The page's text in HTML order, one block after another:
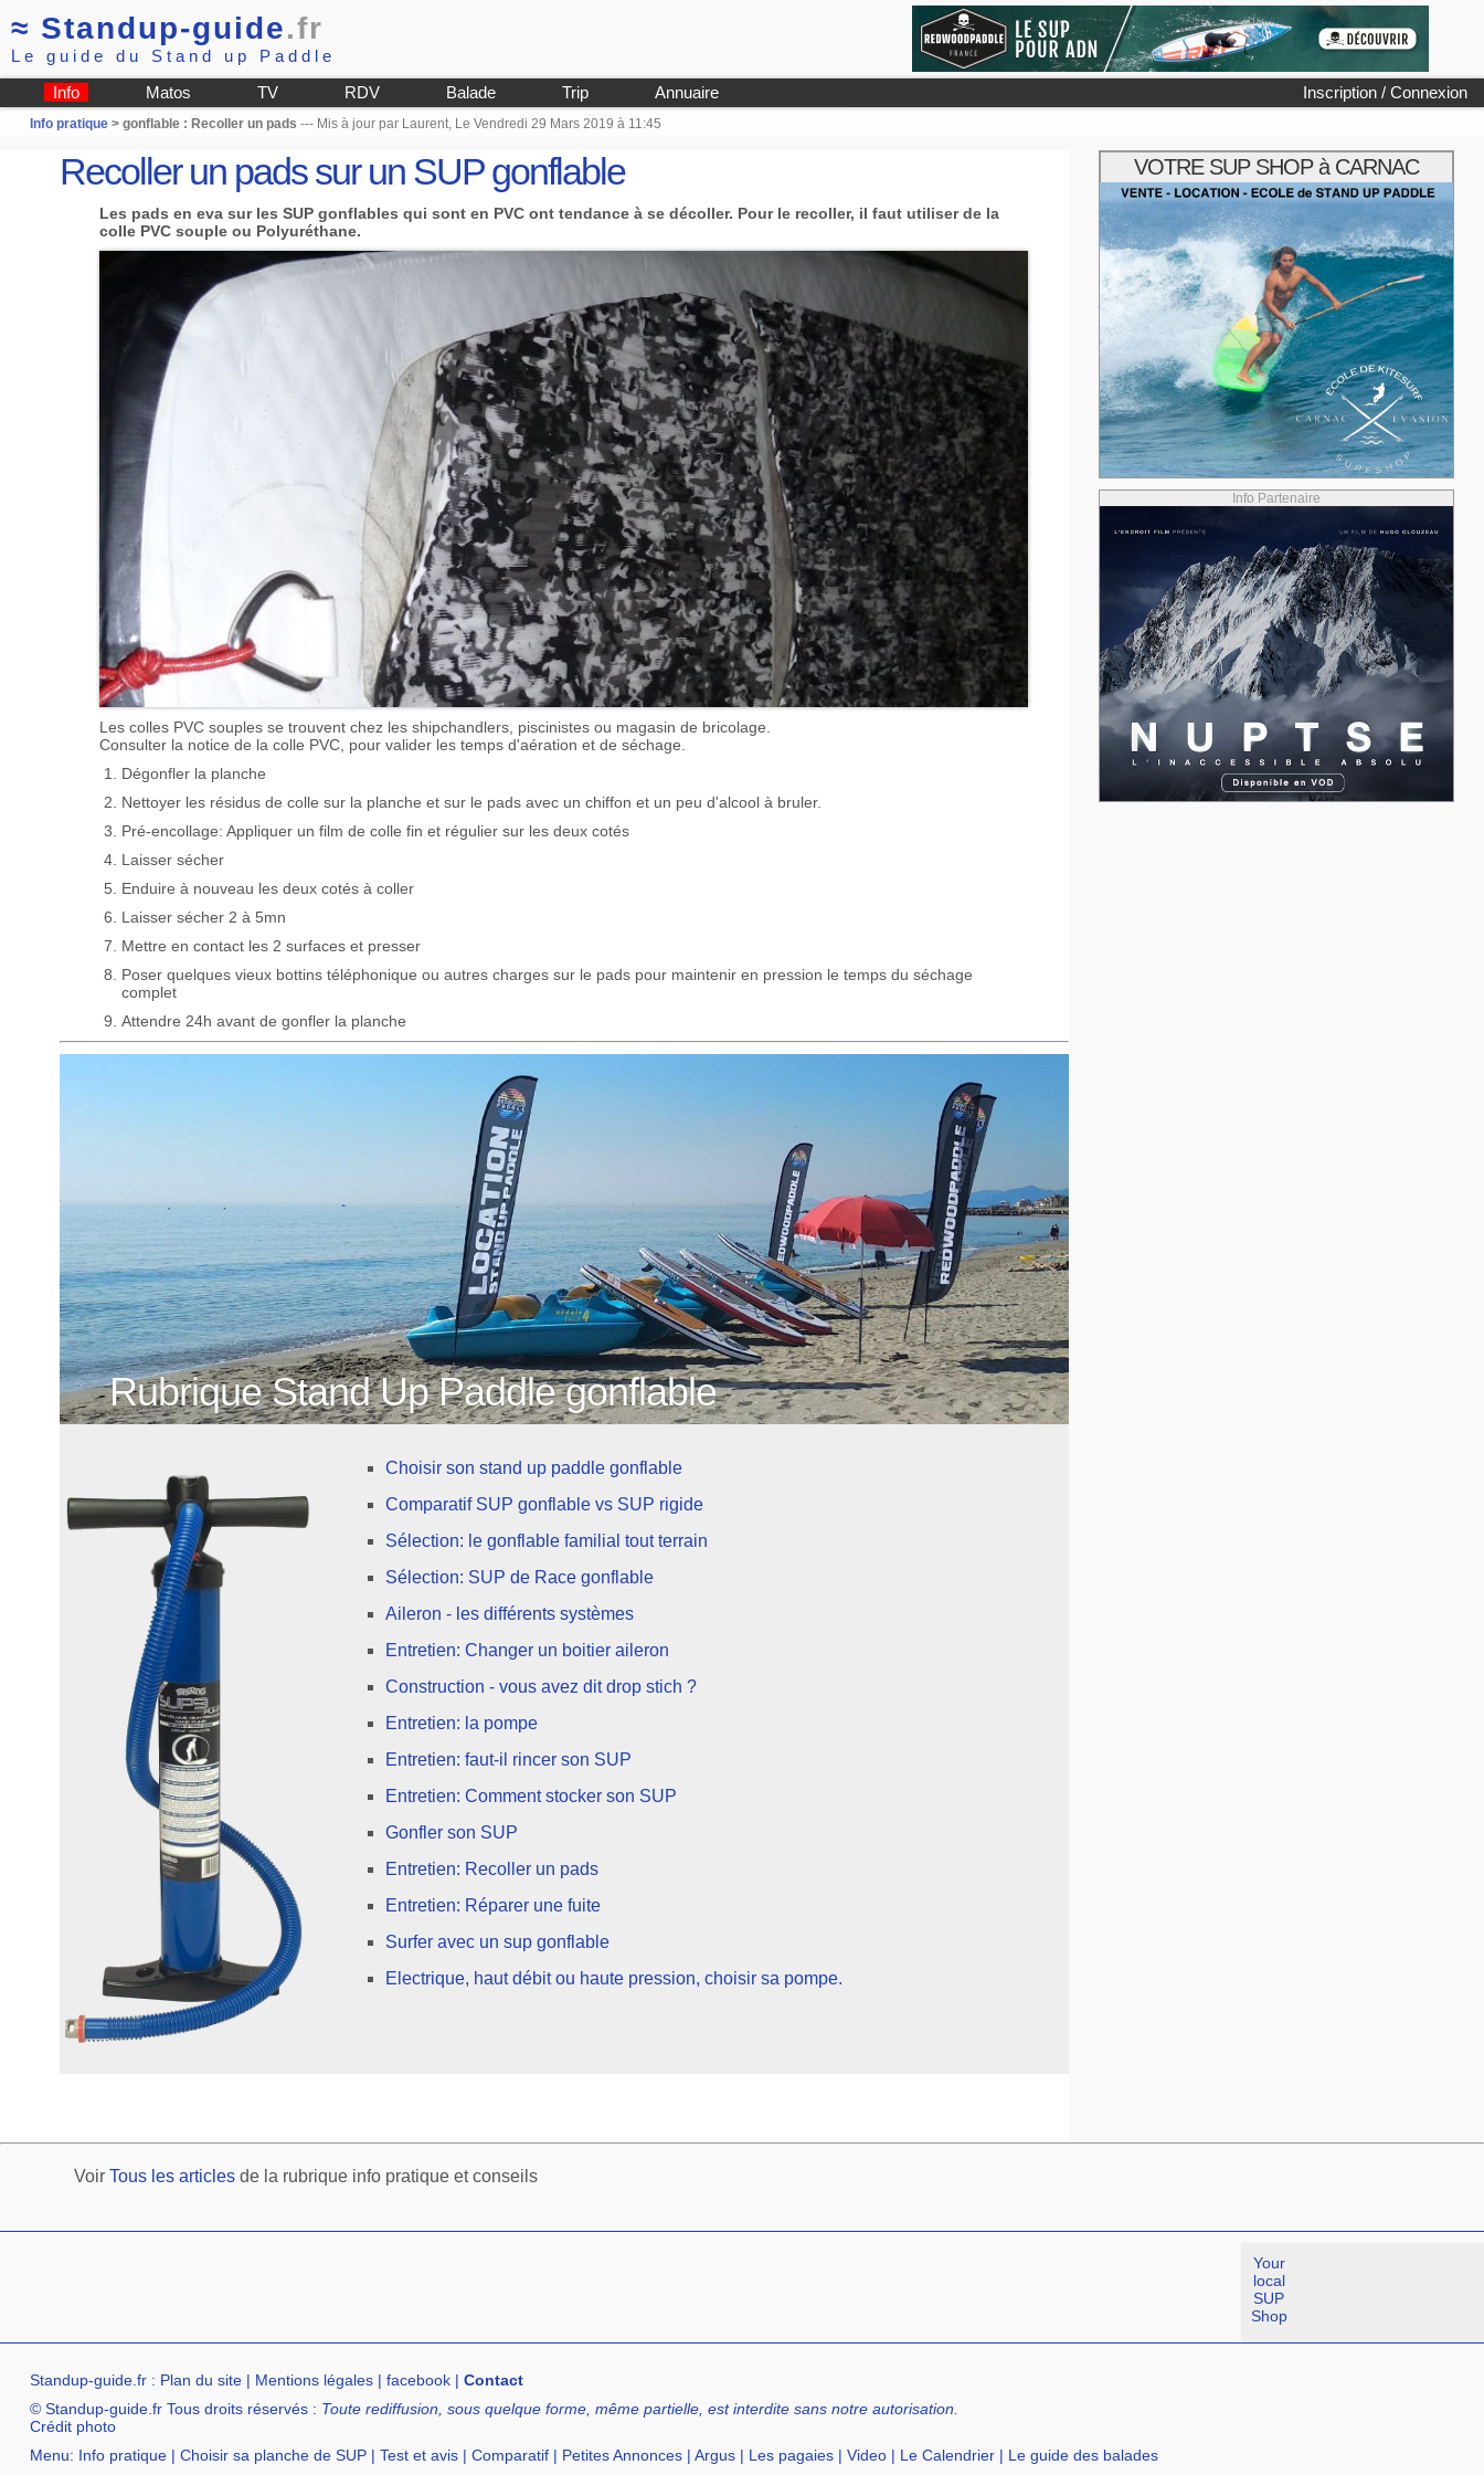
≈ Standup-guide.fr
Le guide du Stand up Paddle
Inscription / Connexion
Info Matos TV RDV Balade Trip Annuaire
Info pratique> gonflable : Recoller un pads --- Mis à jour par Laurent, Le Vendredi 29 Mars 2019 à 11:45
Recoller un pads sur un SUP gonflable
Les pads en eva sur les SUP gonflables qui sont en PVC ont tendance à se décoller. Pour le recoller, il faut utiliser de la
colle PVC souple ou Polyuréthane.
Les colles PVC souples se trouvent chez les shipchandlers, piscinistes ou magasin de bricolage.
Consulter la notice de la colle PVC, pour valider les temps d'aération et de séchage.
Dégonfler la planche
Nettoyer les résidus de colle sur la planche et sur le pads avec un chiffon et un peu d'alcool à bruler.
Pré-encollage: Appliquer un film de colle fin et régulier sur les deux cotés
Laisser sécher
Enduire à nouveau les deux cotés à coller
Laisser sécher 2 à 5mn
Mettre en contact les 2 surfaces et presser
Poser quelques vieux bottins téléphonique ou autres charges sur le pads pour maintenir en pression le temps du séchage
complet
Attendre 24h avant de gonfler la planche
Rubrique Stand Up Paddle gonflable
Choisir son stand up paddle gonflable
Comparatif SUP gonflable vs SUP rigide
Sélection: le gonflable familial tout terrain
Sélection: SUP de Race gonflable
Aileron - les différents systèmes
Entretien: Changer un boitier aileron
Construction - vous avez dit drop stich ?
Entretien: la pompe
Entretien: faut-il rincer son SUP
Entretien: Comment stocker son SUP
Gonfler son SUP
Entretien: Recoller un pads
Entretien: Réparer une fuite
Surfer avec un sup gonflable
Electrique, haut débit ou haute pression, choisir sa pompe.
VOTRE SUP SHOP à CARNAC
Info Partenaire
VoirTous les articles de la rubrique info pratique et conseils
Your
local
SUP
Shop
Standup-guide.fr: Plan du site| Mentions légales| facebook| Contact
© Standup-guide.fr Tous droits réservés : Toute rediffusion, sous quelque forme, même partielle, est interdite sans notre autorisation.
Crédit photo
Menu: Info pratique| Choisir sa planche de SUP| Test et avis| Comparatif| Petites Annonces| Argus| Les pagaies| Video| Le Calendrier| Le guide des balades